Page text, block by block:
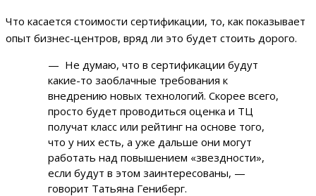
Что касается стоимости сертификации, то, как показывает
опыт бизнес-центров, вряд ли это будет стоить дорого.
— Не думаю, что в сертификации будут
какие-то заоблачные требования к
внедрению новых технологий. Скорее всего,
просто будет проводиться оценка и ТЦ
получат класс или рейтинг на основе того,
что у них есть, а уже дальше они могут
работать над повышением «звездности»,
если будут в этом заинтересованы, —
говорит Татьяна Гениберг.